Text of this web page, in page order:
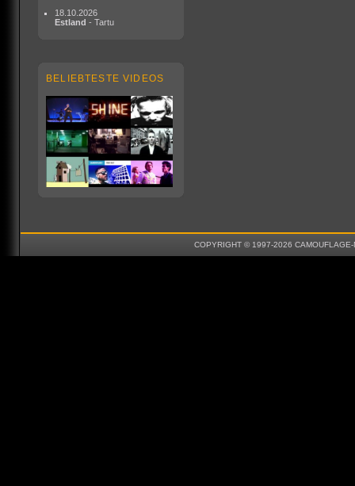
18.10.2026
Estland - Tartu
BELIEBTESTE VIDEOS
COPYRIGHT © 1997-2026 CAMOUFLAGE-